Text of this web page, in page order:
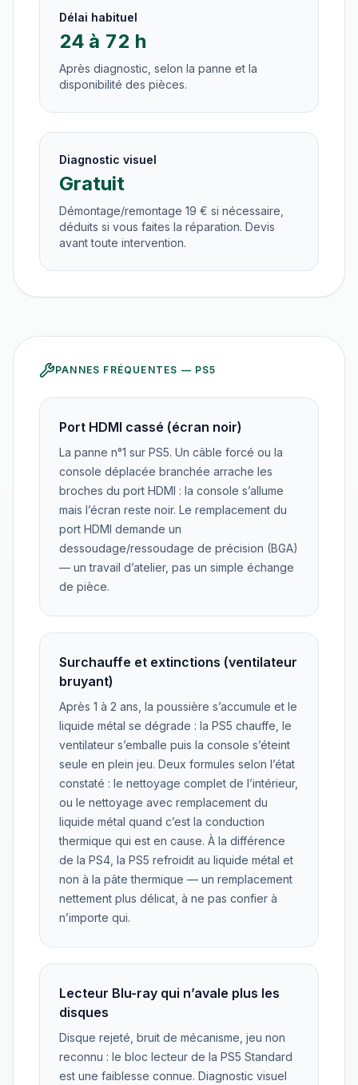
Délai habituel
24 à 72 h
Après diagnostic, selon la panne et la
disponibilité des pièces.
Diagnostic visuel
Gratuit
Démontage/remontage 19 € si nécessaire,
déduits si vous faites la réparation. Devis
avant toute intervention.
PANNES FRÉQUENTES — PS5
Port HDMI cassé (écran noir)
La panne n°1 sur PS5. Un câble forcé ou la
console déplacée branchée arrache les
broches du port HDMI : la console s’allume
mais l’écran reste noir. Le remplacement du
port HDMI demande un
dessoudage/ressoudage de précision (BGA)
— un travail d’atelier, pas un simple échange
de pièce.
Surchauffe et extinctions (ventilateur
bruyant)
Après 1 à 2 ans, la poussière s’accumule et le
liquide métal se dégrade : la PS5 chauffe, le
ventilateur s’emballe puis la console s’éteint
seule en plein jeu. Deux formules selon l’état
constaté : le nettoyage complet de l’intérieur,
ou le nettoyage avec remplacement du
liquide métal quand c’est la conduction
thermique qui est en cause. À la différence
de la PS4, la PS5 refroidit au liquide métal et
non à la pâte thermique — un remplacement
nettement plus délicat, à ne pas confier à
n’importe qui.
Lecteur Blu-ray qui n’avale plus les
disques
Disque rejeté, bruit de mécanisme, jeu non
reconnu : le bloc lecteur de la PS5 Standard
est une faiblesse connue. Diagnostic visuel